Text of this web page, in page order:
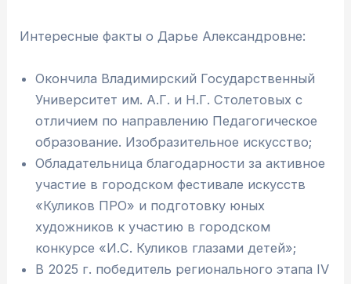
Интересные факты о Дарье Александровне:
Окончила Владимирский Государственный
Университет им. А.Г. и Н.Г. Столетовых с
отличием по направлению Педагогическое
образование. Изобразительное искусство;
Обладательница благодарности за активное
участие в городском фестивале искусств
«Куликов ПРО» и подготовку юных
художников к участию в городском
конкурсе «И.С. Куликов глазами детей»;
В 2025 г. победитель регионального этапа IV